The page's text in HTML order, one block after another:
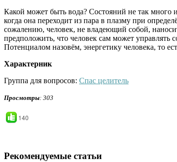
Какой может быть вода? Состояний не так
когда она переходит из пара в плазму при
сожалению, человек, не владеющий собой,
предположить, что человек сам может управлять
Потенциалом назовём, энергетику человека, то
Характерник
Группа для вопросов: Спас целитель
Просмотры: 303
140
Рекомендуемые статьи